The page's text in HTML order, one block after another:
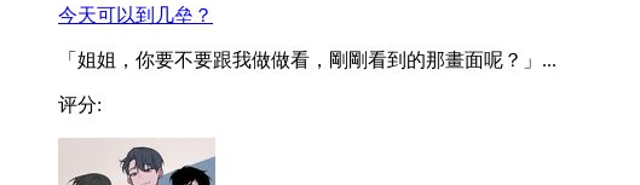
今天可以到几垒？
「姐姐，你要不要跟我做做看，剛剛看到的那畫面呢？」...
评分: